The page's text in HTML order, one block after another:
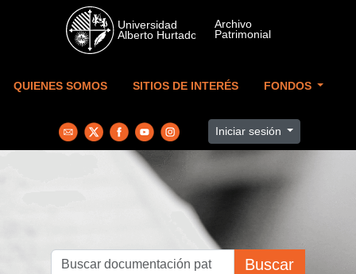
Skip to main content
QUIENES SOMOS SITIOS DE INTERÉS FONDOS
Iniciar sesión
Buscar